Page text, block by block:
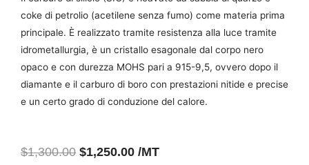
coke di petrolio (acetilene senza fumo) come materia prima
principale. È realizzato tramite resistenza alla luce tramite
idrometallurgia, è un cristallo esagonale dal corpo nero
opaco e con durezza MOHS pari a 915-9,5, ovvero dopo il
diamante e il carburo di boro con prestazioni nitide e precise
e un certo grado di conduzione del calore.
$1,300.00 $1,250.00 /MT